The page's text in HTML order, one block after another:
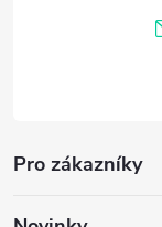
Pro zákazníky